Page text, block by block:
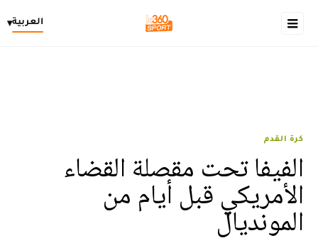
العربية▾
كرة القدم
الفيفا تحت مقصلة القضاء
الأمريكي قبل أيام من
المونديال